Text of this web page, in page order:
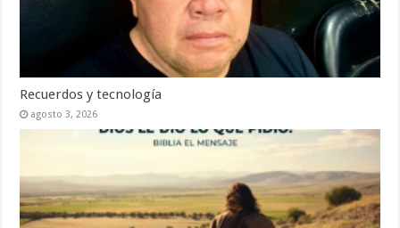
Recuerdos y tecnología
agosto 3, 2026